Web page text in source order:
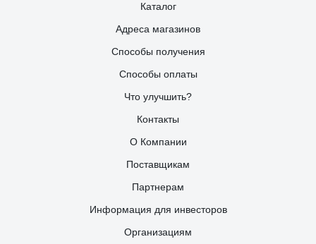
Каталог
Адреса магазинов
Способы получения
Способы оплаты
Что улучшить?
Контакты
О Компании
Поставщикам
Партнерам
Информация для инвесторов
Организациям